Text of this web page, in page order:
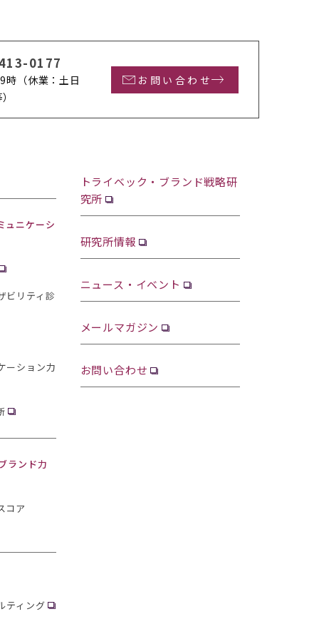
0177
時 （休業：土日
お問い合わせ
ュニケーシ
ビリティ診
ーション力
ランド力
コア
ティング
トライベック・ブランド戦略研
究所
研究所情報
ニュース・イベント
メールマガジン
お問い合わせ